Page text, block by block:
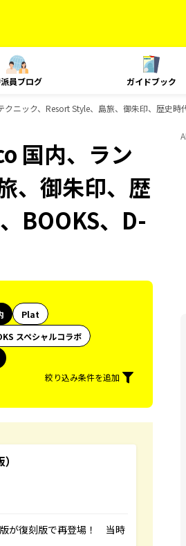
員ブログ ガイドブック
ニック、Resort Style、島旅、御朱印、歴史
国内、ラン
、御朱印、歴
BOOKS、D-
Plat
スペシャルコラボ
絞り込み条件を追加
が復刻版で再登場！ 当時